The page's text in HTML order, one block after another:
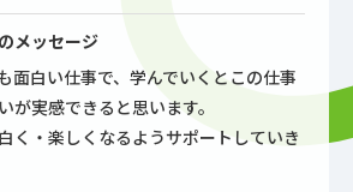
メッセージ
面白い仕事で、学んでいくとこの仕事
が実感できると思います。
く・楽しくなるようサポートしていき